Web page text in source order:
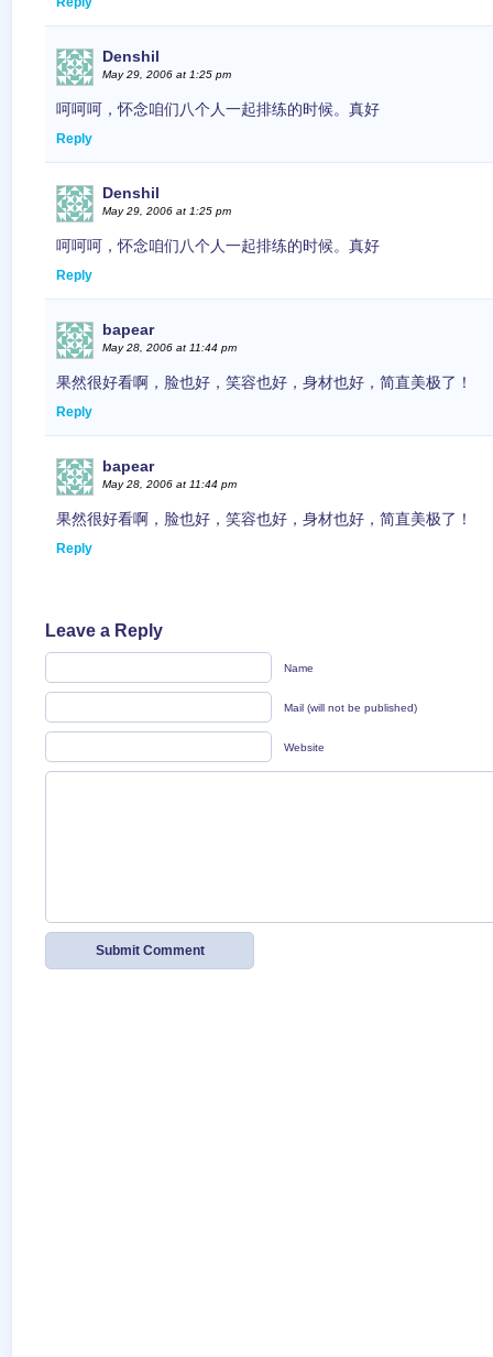
Denshil
May 29, 2006 at 1:25 pm
呵呵呵，怀念咱们八个人一起排练的时候。真好
Reply
Denshil
May 29, 2006 at 1:25 pm
呵呵呵，怀念咱们八个人一起排练的时候。真好
Reply
bapear
May 28, 2006 at 11:44 pm
果然很好看啊，脸也好，笑容也好，身材也好，简直美极了！
Reply
bapear
May 28, 2006 at 11:44 pm
果然很好看啊，脸也好，笑容也好，身材也好，简直美极了！
Reply
Leave a Reply
Name
Mail (will not be published)
Website